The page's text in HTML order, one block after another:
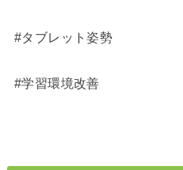
#タブレット姿勢
#学習環境改善